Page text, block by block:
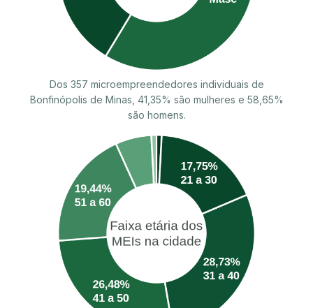
Dos 357 microempreendedores individuais de
Bonfinópolis de Minas, 41,35% são mulheres e 58,65%
são homens.